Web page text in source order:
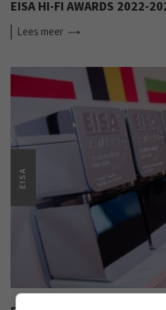
EISA HI-FI AWARDS 2022-
Lees meer
EISA